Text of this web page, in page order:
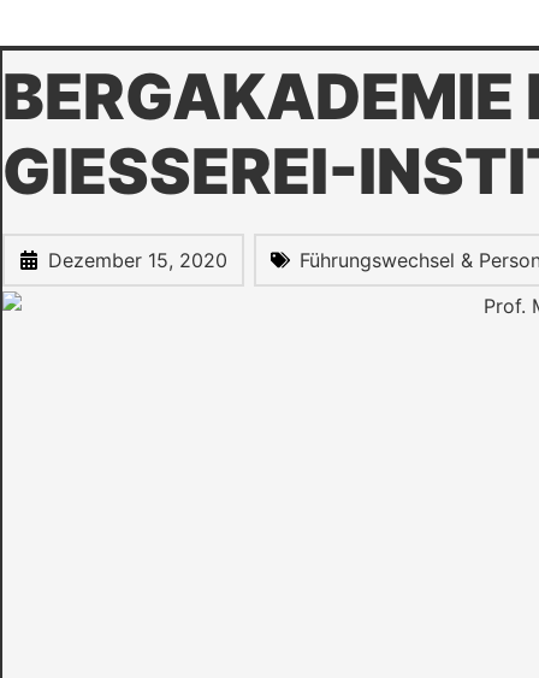
BERGAKADEMIE
GIESSEREI-
Dezember 15, 2020 Führungswechsel &